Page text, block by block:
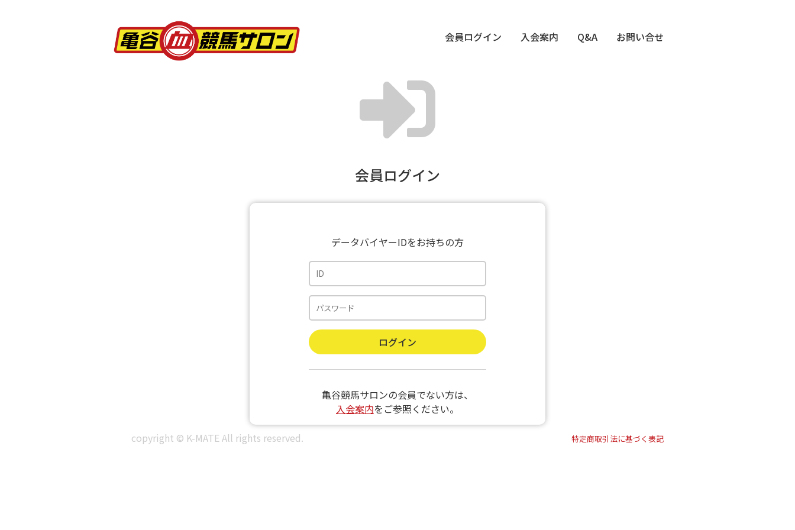
会員ログイン 入会案内 Q&A お問い合せ
会員ログイン
データバイヤーIDをお持ちの方
亀谷競馬サロンの会員でない方は、
入会案内をご参照ください。
copyright © K-MATE All rights reserved. 特定商取引法に基づく表記